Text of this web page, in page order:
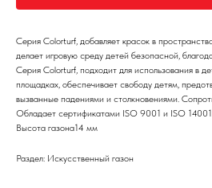
Серия Colorturf, добавляет красок в
делает игровую среду детей безопасной,
Серия Colorturf, подходит для использования в
площадках, обеспечивает свободу детям,
вызванные падениями и столкновениями.
Обладает сертификатами ISO 9001 и ISO
Высота газона14 мм
Раздел: Искусственный газон